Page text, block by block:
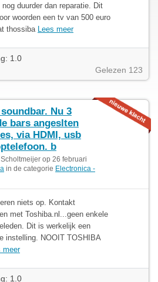
duurder dan reparatie. Dit
woorden een tv van 500 euro
thossiba Lees meer
1.0
Gelezen 123
Nu 3
bars angeslten
via HDMI, usb
b
op 26 februari
in de categorie Electronica -
niets op. Kontakt
met Toshiba.nl...geen enkele
Dit is werkelijk een
instelling. NOOIT TOSHIBA
meer
1.0